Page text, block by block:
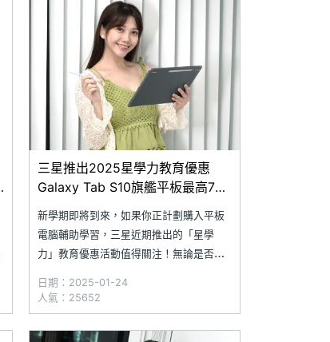
三星推出2025星學力教育優惠
Galaxy Tab S10旗艦平板最高7折
新學期即將到來，如果你正計劃購入平板
電腦輔助學習，三星近期推出的「星學
力」教育優惠活動值得關注！無論是否為
郵件，即可在三星線上商城、三星智慧館
等通路享受 Galaxy Tab S10 系列專屬購
機折扣。此外，三星智慧館校園門市還提
日期：2025-01-24
人氣：25652